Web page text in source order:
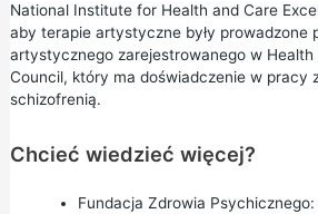
National Institute for Health and Care
aby terapie artystyczne były prowadzone
artystycznego zarejestrowanego w Health
Council, który ma doświadczenie w pracy
schizofrenią.
Chcieć wiedzieć więcej?
Fundacja Zdrowia Psychicznego: